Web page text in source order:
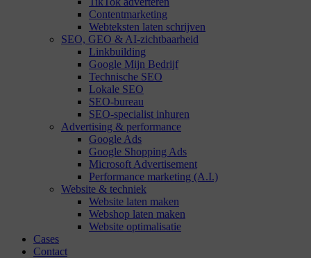
Contentmarketing
Webteksten laten schrijven
SEO, GEO & AI-zichtbaarheid
Linkbuilding
Google Mijn Bedrijf
Technische SEO
Lokale SEO
SEO-bureau
SEO-specialist inhuren
Advertising & performance
Google Ads
Google Shopping Ads
Microsoft Advertisement
Performance marketing (A.I.)
Website & techniek
Website laten maken
Webshop laten maken
Website optimalisatie
Cases
Contact